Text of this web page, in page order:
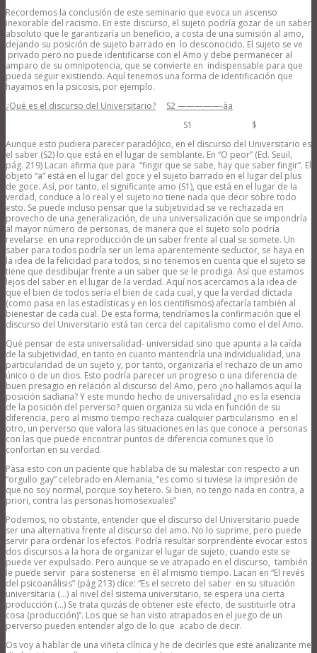
Recordemos la conclusión de este seminario que evoca un ascenso
inexorable del racismo. En este discurso, el sujeto podría gozar de un saber
absoluto que le garantizaría un beneficio, a costa de una sumisión al amo,
dejando su posición de sujeto barrado en lo desconocido. El sujeto se ve
privado pero no puede identificarse con el Amo y debe permanecer al
amparo de su omnipotencia, que se convierte en indispensable para que
pueda seguir existiendo. Aquí tenemos una forma de identificación que
hayamos en la psicosis, por ejemplo.
¿Qué es el discurso del Universitario?
S2 —————-àa
S1 $
Aunque esto pudiera parecer paradójico, en el discurso del Universitario es
el saber (S2) lo que está en el lugar de semblante. En “O peor” (Ed. Seuil,
pág. 219) Lacan afirma que para “fingir que se sabe, hay que saber fingir”. El
objeto “a” está en el lugar del goce y el sujeto barrado en el lugar del plus
de goce. Así, por tanto, el significante amo (S1), que está en el lugar de la
verdad, conduce a lo real y el sujeto no tiene nada que decir sobre todo
esto. Se puede incluso pensar que la subjetividad se ve rechazada en
provecho de una generalización, de una universalización que se impondría
al mayor número de personas, de manera que el sujeto solo podría
revelarse en una reproducción de un saber frente al cual se somete. Un
saber para todos podría ser un lema aparentemente seductor, se haya en
la idea de la felicidad para todos, si no tenemos en cuenta que el sujeto se
tiene que desdibujar frente a un saber que se le prodiga. Así que estamos
lejos del saber en el lugar de la verdad. Aquí nos acercamos a la idea de
que el bien de todos sería el bien de cada cual, y que la verdad dictada
(como pasa en las estadísticas y en los cientifismos) afectaría también al
bienestar de cada cual. De esta forma, tendríamos la confirmación que el
discurso del Universitario está tan cerca del capitalismo como el del Amo.
Qué pensar de esta universalidad- universidad sino que apunta a la caída
de la subjetividad, en tanto en cuanto mantendría una individualidad, una
particularidad de un sujeto y, por tanto, organizaría el rechazo de un amo
único o de un dios. Esto podría parecer un progreso o una diferencia de
buen presagio en relación al discurso del Amo, pero ¿no hallamos aquí la
posición sadiana? Y este mundo hecho de universalidad ¿no es la esencia
de la posición del perverso? quien organiza su vida en función de su
diferencia, pero al mismo tiempo rechaza cualquier particularismo en el
otro, un perverso que valora las situaciones en las que conoce a personas
con las que puede encontrar puntos de diferencia comunes que lo
confortan en su verdad.
Pasa esto con un paciente que hablaba de su malestar con respecto a un
“orgullo gay” celebrado en Alemania, “es como si tuviese la impresión de
que no soy normal, porque soy hetero. Si bien, no tengo nada en contra, a
priori, contra las personas homosexuales”
Podemos, no obstante, entender que el discurso del Universitario puede
ser una alternativa frente al discurso del amo. No lo suprime, pero puede
servir para ordenar los efectos. Podría resultar sorprendente evocar estos
dos discursos a la hora de organizar el lugar de sujeto, cuando este se
puede ver expulsado. Pero aunque se ve atrapado en el discurso, también
le puede servir para sostenerse en él al mismo tiempo. Lacan en “El revés
del psicoanálisis” (pág 213) dice: “Es el secreto del saber en su situación
universitaria (…) al nivel del sistema universitario, se espera una cierta
producción (…) Se trata quizás de obtener este efecto, de sustituirle otra
cosa (producción)”. Los que se han visto atrapados en el juego de un
perverso pueden entender algo de lo que acabo de decir.
Os voy a hablar de una viñeta clínica y he de decirles que este analizante me